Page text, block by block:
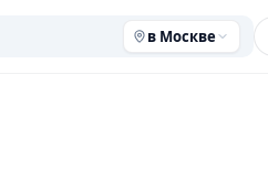
в Москве